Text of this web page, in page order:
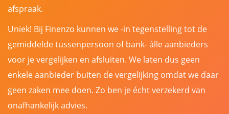
afspraak.
Uniek! Bij Finenzo kunnen we -in tegenstelling tot de
gemiddelde tussenpersoon of bank- álle aanbieders
voor je vergelijken en afsluiten. We laten dus geen
enkele aanbieder buiten de vergelijking omdat we daar
geen zaken mee doen. Zo ben je écht verzekerd van
onafhankelijk advies.